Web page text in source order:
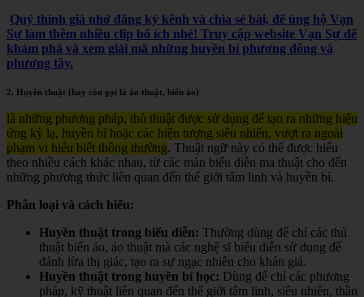
Quý thính giả nhớ đăng ký kênh và chia sẻ bài, để ủng hộ Vạn
Sự làm thêm nhiều clip bổ ích nhé! Truy cập website Vạn Sự để
khám phá và xem giải mã những huyền bí phương đông và
phương tây.
2. Huyền thuật (hay còn gọi là ảo thuật, biến ảo)
là những phương pháp, thủ thuật được sử dụng để tạo ra những hiệu
ứng kỳ lạ, huyền bí hoặc các hiện tượng siêu nhiên, vượt ra ngoài
phạm vi hiểu biết thông thường. Thuật ngữ này có thể được hiểu
theo nhiều cách khác nhau, từ các màn biểu diễn ma thuật cho đến
những phương thức liên quan đến thế giới tâm linh và huyền bí.
Phân loại và cách hiểu:
Huyền thuật trong biểu diễn: Thường dùng để chỉ các thủ
thuật biến ảo, ảo thuật mà các nghệ sĩ biểu diễn sử dụng để
đánh lừa thị giác, tạo ra sự ngạc nhiên cho khán giả.
Huyền thuật trong huyền bí học: Dùng để chỉ các phương
pháp, kỹ thuật liên quan đến thế giới tâm linh, siêu nhiên, thần